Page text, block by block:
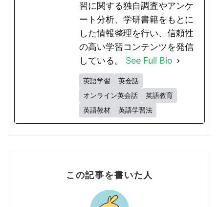
習に関する独自調査やアンケ
ート分析、学研書籍をもとに
した情報整理を行い、信頼性
の高い学習コンテンツを発信
している。 See Full Bio
英語学習
英会話
オンライン英会話
英語教育
英語教材
英語学習法
この記事を書いた人